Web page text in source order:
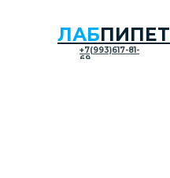
ЛАБПИПЕТ
+7(993)617-81-
69